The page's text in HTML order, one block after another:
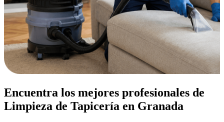
Encuentra los mejores profesionales de
Limpieza de Tapicería en Granada